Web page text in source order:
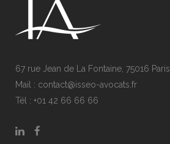
67 rue Jean de La Fontaine, 75016 Paris
Mail : contact@isseo-avocats.fr
Tél : +01 42 66 66 66